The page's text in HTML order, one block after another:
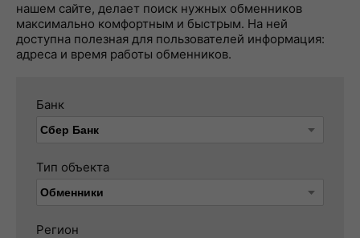
нашем сайте, делает поиск нужных обменников
максимально комфортным и быстрым. На ней
доступна полезная для пользователей информация:
адреса и время работы обменников.
Банк
Тип объекта
Регион